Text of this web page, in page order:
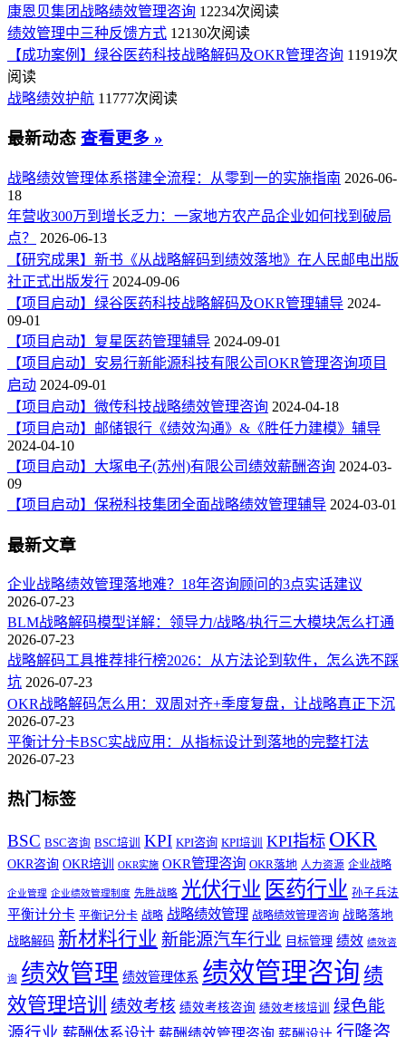
康恩贝集团战略绩效管理咨询 12234次阅读
绩效管理中三种反馈方式 12130次阅读
【成功案例】绿谷医药科技战略解码及OKR管理咨询 11919次
阅读
战略绩效护航 11777次阅读
最新动态 查看更多 »
战略绩效管理体系搭建全流程：从零到一的实施指南 2026-06-
18
年营收300万到增长乏力：一家地方农产品企业如何找到破局
点？
2026-06-13
【研究成果】新书《从战略解码到绩效落地》在人民邮电出版
社正式出版发行 2024-09-06
【项目启动】绿谷医药科技战略解码及OKR管理辅导 2024-
09-01
【项目启动】复星医药管理辅导 2024-09-01
【项目启动】安易行新能源科技有限公司OKR管理咨询项目
启动 2024-09-01
【项目启动】微传科技战略绩效管理咨询 2024-04-18
【项目启动】邮储银行《绩效沟通》&《胜任力建模》辅导
2024-04-10
【项目启动】大塚电子(苏州)有限公司绩效薪酬咨询 2024-03-
09
【项目启动】保税科技集团全面战略绩效管理辅导 2024-03-01
最新文章
企业战略绩效管理落地难？18年咨询顾问的3点实话建议
2026-07-23
BLM战略解码模型详解：领导力/战略/执行三大模块怎么打通
2026-07-23
战略解码工具推荐排行榜2026：从方法论到软件，怎么选不踩
坑 2026-07-23
OKR战略解码怎么用：双周对齐+季度复盘，让战略真正下沉
2026-07-23
平衡计分卡BSC实战应用：从指标设计到落地的完整打法
2026-07-23
热门标签
BSC BSC咨询 BSC培训 KPI KPI咨询 KPI培训 KPI指标 OKR
OKR咨询 OKR培训 OKR实施 OKR管理咨询 OKR落地 人力资源 企业战略
企业管理 企业绩效管理制度 先胜战略 光伏行业 医药行业 孙子兵法
平衡计分卡 平衡记分卡 战略 战略绩效管理 战略绩效管理咨询 战略落地
战略解码 新材料行业 新能源汽车行业 目标管理 绩效 绩效咨
询 绩效管理 绩效管理体系 绩效管理咨询 绩
效管理培训 绩效考核 绩效考核咨询 绩效考核培训
绿色能
源行业
薪酬绩效管理咨询
行隆咨